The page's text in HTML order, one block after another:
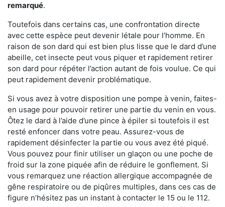
remarqué.
Toutefois dans certains cas, une confrontation directe
avec cette espèce peut devenir létale pour l’homme. En
raison de son dard qui est bien plus lisse que le dard d’une
abeille, cet insecte peut vous piquer et rapidement retirer
son dard pour répéter l’action autant de fois voulue. Ce qui
peut rapidement devenir problématique.
Si vous avez à votre disposition une pompe à venin, faites-
en usage pour pouvoir retirer une partie du venin en vous.
Ôtez le dard à l’aide d’une pince à épiler si toutefois il est
resté enfoncer dans votre peau. Assurez-vous de
rapidement désinfecter la partie ou vous avez été piqué.
Vous pouvez pour finir utiliser un glaçon ou une poche de
froid sur la zone piquée afin de réduire le gonflement. Si
vous remarquez une réaction allergique accompagnée de
gêne respiratoire ou de piqûres multiples, dans ces cas de
figure n’hésitez pas un instant à contacter le 15 ou le 112.